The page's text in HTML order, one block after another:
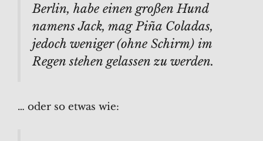
Berlin, habe einen großen Hund
namens Jack, mag Piña Coladas,
jedoch weniger (ohne Schirm) im
Regen stehen gelassen zu werden.
… oder so etwas wie: